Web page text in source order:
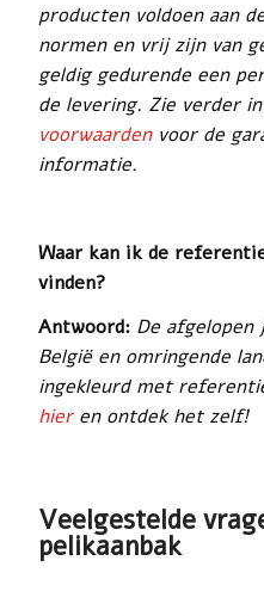
producten voldoen aan
normen en vrij zijn van
geldig gedurende een
de levering. Zie verder
voorwaardenvoor de
informatie.
Waar kan ik de
vinden?
Antwoord: De afgelopen
België en omringende
ingekleurd met
hieren ontdek het zelf!
Veelgestelde
pelikaanbak